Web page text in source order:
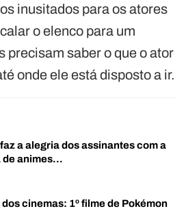
inusitados para os atores
o elenco para um
precisam saber o que o ator
onde ele está disposto a ir.
a alegria dos assinantes com a
de animes…
cinemas: 1º filme de Pokémon